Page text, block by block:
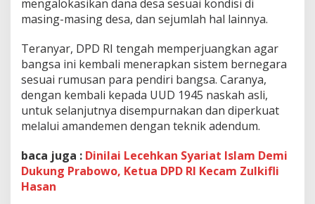
mengalokasikan dana desa sesuai kondisi di
masing-masing desa, dan sejumlah hal lainnya.
Teranyar, DPD RI tengah memperjuangkan agar
bangsa ini kembali menerapkan sistem bernegara
sesuai rumusan para pendiri bangsa. Caranya,
dengan kembali kepada UUD 1945 naskah asli,
untuk selanjutnya disempurnakan dan diperkuat
melalui amandemen dengan teknik adendum.
baca juga : Dinilai Lecehkan Syariat Islam Demi
Dukung Prabowo, Ketua DPD RI Kecam Zulkifli
Hasan